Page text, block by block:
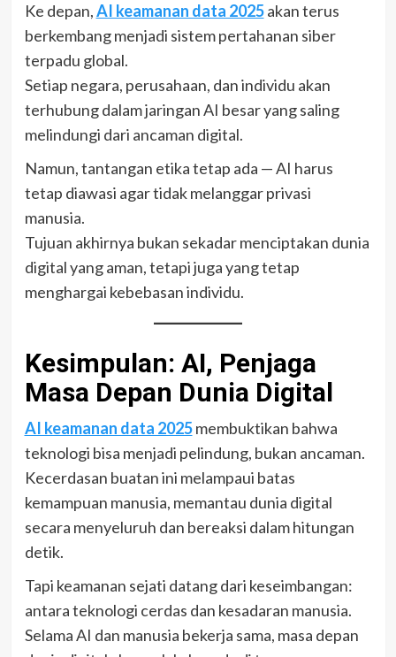
Ke depan,AI keamanan data 2025akan terus
berkembang menjadi sistem pertahanan siber
terpadu global.
Setiap negara, perusahaan, dan individu akan
terhubung dalam jaringan AI besar yang saling
melindungi dari ancaman digital.
Namun, tantangan etika tetap ada — AI harus
tetap diawasi agar tidak melanggar privasi
manusia.
Tujuan akhirnya bukan sekadar menciptakan dunia
digital yang aman, tetapi juga yang tetap
menghargai kebebasan individu.
Kesimpulan: AI, Penjaga
Masa Depan Dunia Digital
AI keamanan data 2025membuktikan bahwa
teknologi bisa menjadi pelindung, bukan ancaman.
Kecerdasan buatan ini melampaui batas
kemampuan manusia, memantau dunia digital
secara menyeluruh dan bereaksi dalam hitungan
detik.
Tapi keamanan sejati datang dari keseimbangan:
antara teknologi cerdas dan kesadaran manusia.
Selama AI dan manusia bekerja sama, masa depan